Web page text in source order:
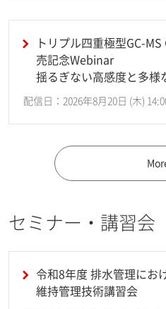
トリプル四重極型GC-
売記念Webinar
揺るぎない高感度と多様
軟性
配信日：2026年8月20日 (木)
セミナー・講習会
令和8年度 排水管理にお
維持管理技術講習会